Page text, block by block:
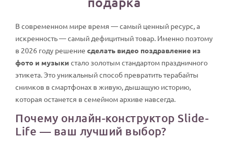
В современном мире время — самый ценный ресурс, а
искренность — самый дефицитный товар. Именно поэтому
в 2026 году решение сделать видео поздравление из
фото и музыки стало золотым стандартом праздничного
этикета. Это уникальный способ превратить терабайты
снимков в смартфонах в живую, дышащую историю,
которая останется в семейном архиве навсегда.
Почему онлайн-конструктор Slide-
Life — ваш лучший выбор?